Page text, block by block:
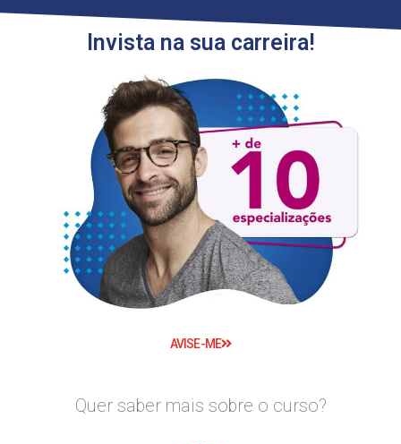
Invista na sua carreira!
AVISE-ME
Quer saber mais sobre o curso?